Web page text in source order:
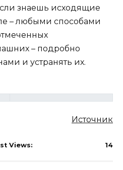
знаешь исходящие
– любыми способами
– подробно
и устранять их.
Источник
Views: 14